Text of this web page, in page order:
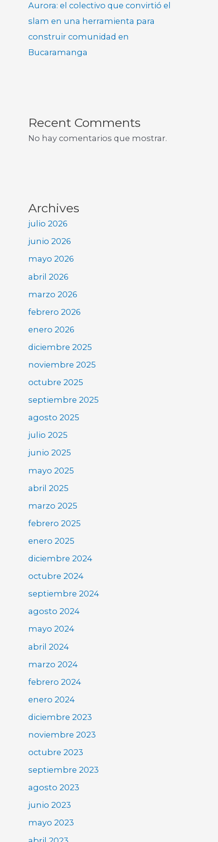
Aurora: el colectivo que convirtió el
slam en una herramienta para
construir comunidad en
Bucaramanga
Recent Comments
No hay comentarios que mostrar.
Archives
julio 2026
junio 2026
mayo 2026
abril 2026
marzo 2026
febrero 2026
enero 2026
diciembre 2025
noviembre 2025
octubre 2025
septiembre 2025
agosto 2025
julio 2025
junio 2025
mayo 2025
abril 2025
marzo 2025
febrero 2025
enero 2025
diciembre 2024
octubre 2024
septiembre 2024
agosto 2024
mayo 2024
abril 2024
marzo 2024
febrero 2024
enero 2024
diciembre 2023
noviembre 2023
octubre 2023
septiembre 2023
agosto 2023
junio 2023
mayo 2023